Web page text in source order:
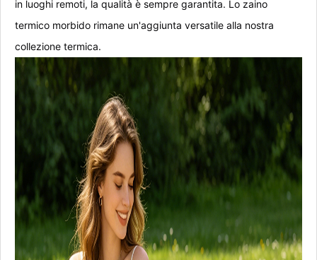
in luoghi remoti, la qualità è sempre garantita. Lo zaino
termico morbido rimane un'aggiunta versatile alla nostra
collezione termica.